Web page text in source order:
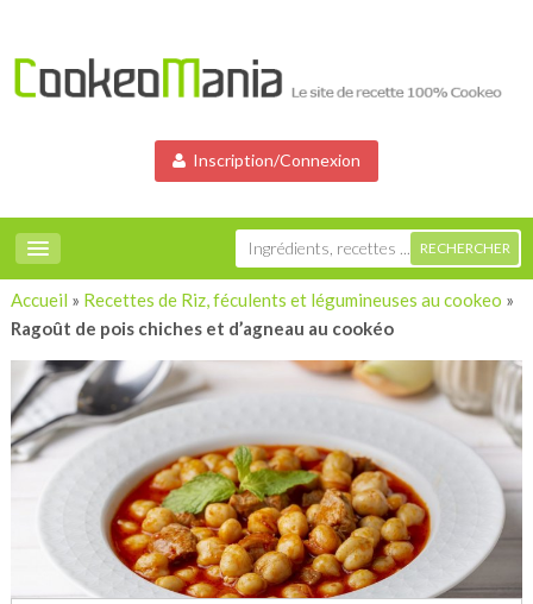
Inscription/Connexion
Accueil » Recettes de Riz, féculents et légumineuses au cookeo »
Ragoût de pois chiches et d’agneau au cookéo